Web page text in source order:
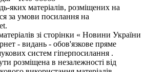
яких матеріалів, розміщених на
за умови посилання на
зі сторінки « Новини України
- видань - обов'язкове пряме
систем гіперпосилання .
розміщена в незалежності від